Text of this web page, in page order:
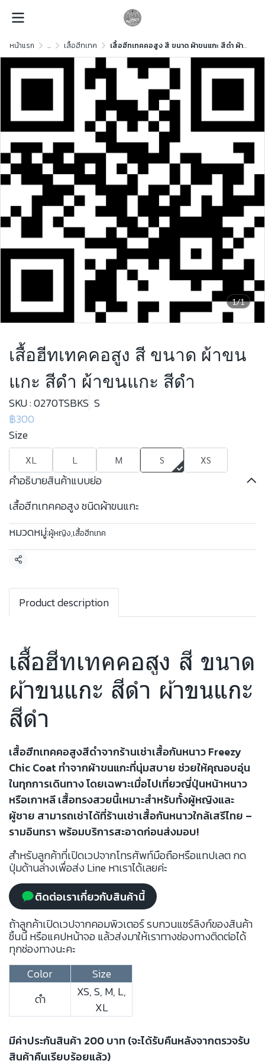
หน้าแรก ... เสื้อฮีทเทค เสื้อฮีทเทคคอสูง สี ขนาด ผ้าขนแกะ สีดำ ผ้าขนแกะ สีดำ
1/1
เสื้อฮีทเทคคอสูง สี ขนาด ผ้าขน
แกะ สีดำ ผ้าขนแกะ สีดำ
SKU : 0270TSBKS S
฿300
Size
XL L M S XS
คำอธิบายสินค้าแบบย่อ
เสื้อฮีทเทคคอสูง ชนิดผ้าขนแกะ
หมวดหมู่:ผู้หญิง,เสื้อฮีทเทค
แชร์
Product description
เสื้อฮีทเทคคอสูง สี ขนาด
ผ้าขนแกะ สีดำ ผ้าขนแกะ
สีดำ
เสื้อฮีทเทคคอสูงสีดำจากร้านเช่าเสื้อกันหนาว Freezy
Chic Coat ทำจากผ้าขนแกะที่นุ่มสบาย ช่วยให้คุณอบอุ่น
ในทุกการเดินทาง โดยเฉพาะเมื่อไปเที่ยวญี่ปุ่นหน้าหนาว
หรือเกาหลี เสื้อทรงสวยนี้เหมาะสำหรับทั้งผู้หญิงและ
ผู้ชาย สามารถเช่าได้ที่ร้านเช่าเสื้อกันหนาวใกล้เสรีไทย –
รามอินทรา พร้อมบริการสะอาดก่อนส่งมอบ!
สำหรับลูกค้าที่เปิดเวปจากโทรศัพท์มือถือหรือแทปเลต กด
ปุ่มด้านล่างเพื่อส่ง Line หาเราได้เลยค่ะ
ติดต่อเราเกี่ยวกับสินค้านี้
ถ้าลูกค้าเปิดเวปจากคอมพิวเตอร์ รบกวนแชร์ลิงก์ของสินค้า
ชิ้นนี้ หรือแคปหน้าจอ แล้วส่งมาให้เราทางช่องทางติดต่อได้
ทุกช่องทางนะคะ
Color
Size
ดำ
XS, S, M, L,
XL
มีค่าประกันสินค้า 200 บาท (จะได้รับคืนหลังจากตรวจรับ
สินค้าคืนเรียบร้อยแล้ว)